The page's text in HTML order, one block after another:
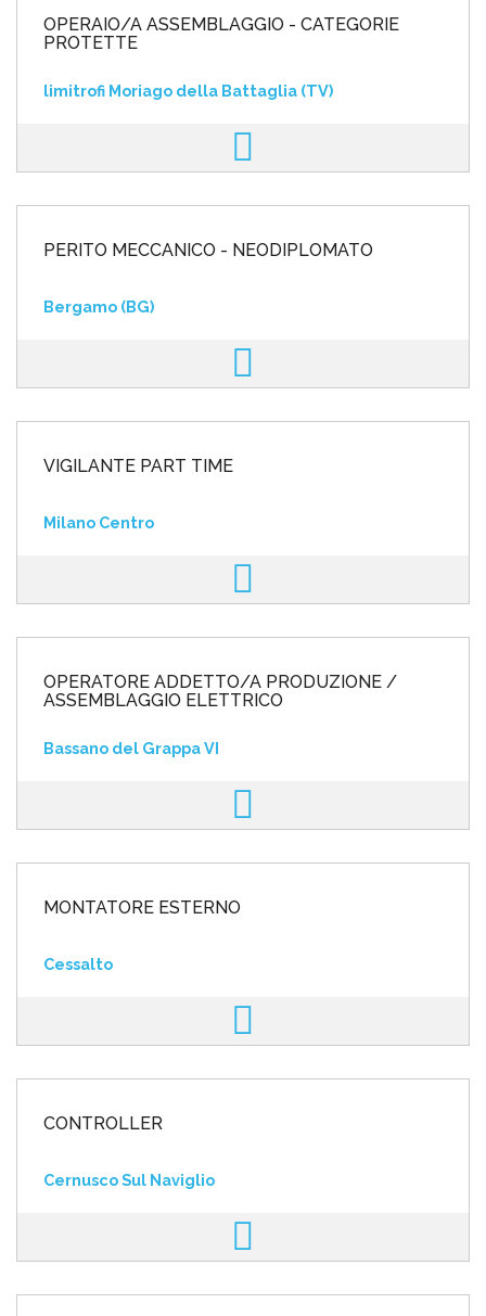
OPERAIO/A ASSEMBLAGGIO - CATEGORIE
PROTETTE
limitrofi Moriago della Battaglia (TV)
PERITO MECCANICO - NEODIPLOMATO
Bergamo (BG)
VIGILANTE PART TIME
Milano Centro
OPERATORE ADDETTO/A PRODUZIONE /
ASSEMBLAGGIO ELETTRICO
Bassano del Grappa VI
MONTATORE ESTERNO
Cessalto
CONTROLLER
Cernusco Sul Naviglio